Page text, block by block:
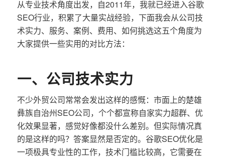
从专业技术角度出发，自2011年，我就已经进入谷歌
SEO行业，积累了大量实战经验，下面我会从公司技
术实力、服务、案例、费用、如何挑选这五个角度为
大家提供一些实用的对比方法：
一、公司技术实力
不少外贸公司常常会发出这样的感慨：市面上的楚雄
彝族自治州SEO公司，个个都宣称自家实力超群、优
化效果显著，感觉好像都没什么差别。但实际情况真
的是这样的吗？答案显然是否定的。谷歌SEO优化是
一项极具专业性的工作，技术门槛比较高，它需要在